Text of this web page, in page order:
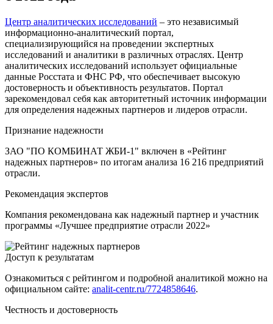
Центр аналитических исследований – это независимый
информационно-аналитический портал,
специализирующийся на проведении экспертных
исследований и аналитики в различных отраслях. Центр
аналитических исследований использует официальные
данные Росстата и ФНС РФ, что обеспечивает высокую
достоверность и объективность результатов. Портал
зарекомендовал себя как авторитетный источник информации
для определения надежных партнеров и лидеров отрасли.
Признание надежности
ЗАО "ПО КОМБИНАТ ЖБИ-1" включен в «Рейтинг
надежных партнеров» по итогам анализа 16 216 предприятий
отрасли.
Рекомендация экспертов
Компания рекомендована как надежный партнер и участник
программы «Лучшее предприятие отрасли 2022»
Доступ к результатам
Ознакомиться с рейтингом и подробной аналитикой можно на
официальном сайте: analit-centr.ru/7724858646.
Честность и достоверность